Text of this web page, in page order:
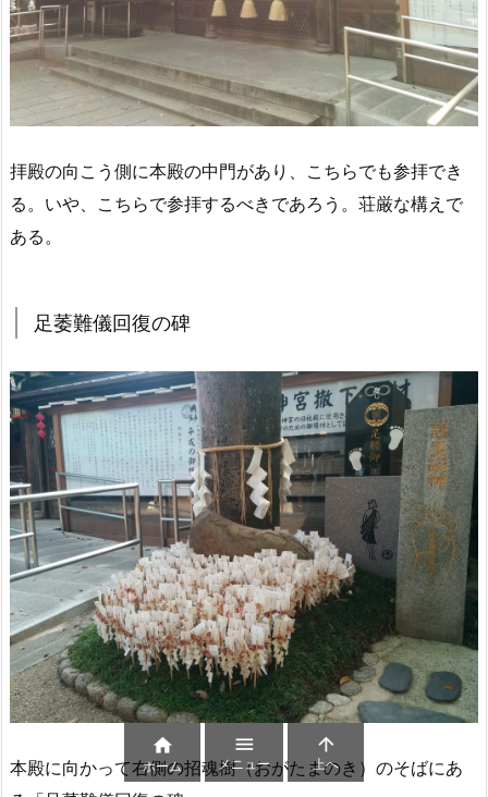
拝殿の向こう側に本殿の中門があり、こちらでも参拝でき
る。いや、こちらで参拝するべきであろう。荘厳な構えで
ある。
足萎難儀回復の碑
本殿に向かって右側の招魂樹（おがたまのき）のそばにあ

ホーム

メニュー

上へ